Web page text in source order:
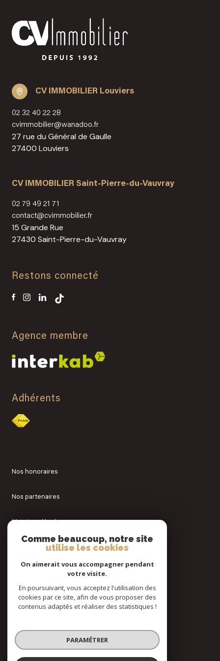
les
diagnostics
obligatoires
la
garantie
impayés
le
mandat
de
location
diagnostics
obligatoires
clients
nos
partenaires
rejoindreCV IMMOBILIER Louviers
02 32 40 22 28
cvimmobilier@wanadoo.fr
27 rue du Général de Gaulle
27400 Louviers
CV IMMOBILIER Saint-Pierre-du-Vauvray
02 79 49 21 71
contact@cvimmobilier.fr
15 Grande Rue
27430 Saint-Pierre-du-Vauvray
Restons connecté
Agence membre
Adhérents
Nos honoraires
Nos partenaires
Mentions légales
Cookies
© 2026 | Tous droits réservés
Comme beaucoup, notre site
utilise les cookies
On aimerait vous accompagner pendant
votre visite.
En poursuivant, vous acceptez l'utilisation des
cookies par ce site, afin de vous proposer des
contenus adaptés et réaliser des statistiques !
PARAMÉTRER